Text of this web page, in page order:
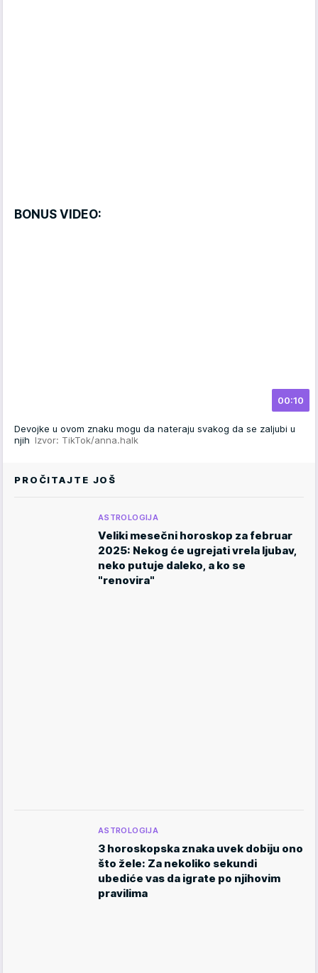
BONUS VIDEO:
00:10
Devojke u ovom znaku mogu da nateraju svakog da se zaljubi u
njih Izvor: TikTok/anna.halk
PROČITAJTE JOŠ
ASTROLOGIJA
Veliki mesečni horoskop za februar
2025: Nekog će ugrejati vrela ljubav,
neko putuje daleko, a ko se
"renovira"
ASTROLOGIJA
3 horoskopska znaka uvek dobiju ono
što žele: Za nekoliko sekundi
ubediće vas da igrate po njihovim
pravilima